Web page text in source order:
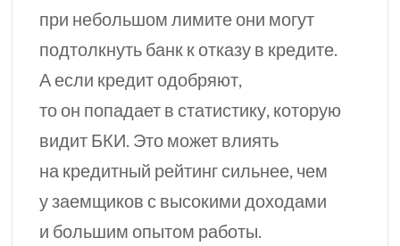
при небольшом лимите они могут
подтолкнуть банк к отказу в кредите.
А если кредит одобряют,
то он попадает в статистику, которую
видит БКИ. Это может влиять
на кредитный рейтинг сильнее, чем
у заемщиков с высокими доходами
и большим опытом работы.